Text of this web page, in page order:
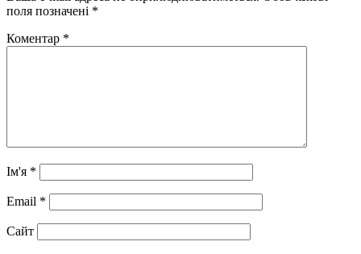
поля позначені *
Коментар *
Ім'я *
Email *
Сайт